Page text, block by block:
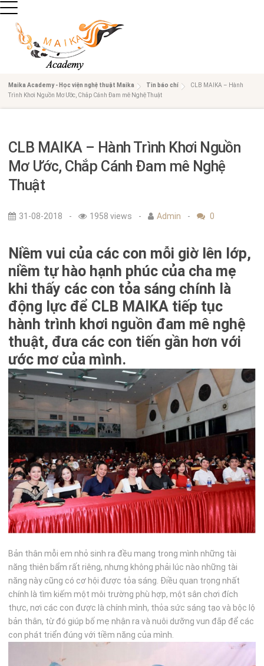
AN
G
CH
Ủ
MỤ
C
DẠ
Y
HỌ
C
PI
AN
O
VI
DE
O
CLI
PS
Maika Academy - Học viện nghệ thuật Maika Tin báo chí
CLB MAIKA – Hành
Trình Khơi Nguồn Mơ Ước, Chắp Cánh Đam mê Nghệ Thuật
CLB MAIKA – Hành Trình Khơi Nguồn
Mơ Ước, Chắp Cánh Đam mê Nghệ
Thuật
31-08-2018 - 1958 views - Admin - 0
Niềm vui của các con mỗi giờ lên lớp,
niềm tự hào hạnh phúc của cha mẹ
khi thấy các con tỏa sáng chính là
động lực để CLB MAIKA tiếp tục
hành trình khơi nguồn đam mê nghệ
thuật, đưa các con tiến gần hơn với
ước mơ của mình.
Bản thân mỗi em nhỏ sinh ra đều mang trong mình những tài
năng thiên bẩm rất riêng, nhưng không phải lúc nào những tài
năng này cũng có cơ hội được tỏa sáng. Điều quan trọng nhất
chính là tìm kiếm một môi trường phù hợp, một sân chơi đích
thực, nơi các con được là chính mình, thỏa sức sáng tạo và bộc lộ
bản thân, từ đó giúp bố mẹ nhận ra và nuôi dưỡng vun đắp để các
con phát triển đúng với tiềm năng của mình.